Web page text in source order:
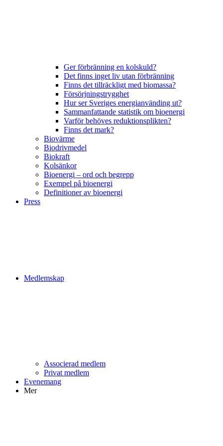
Ger förbränning en kolskuld?
Det finns inget liv utan förbränning
Finns det tillräckligt med biomassa?
Försörjningstrygghet
Hur ser Sveriges energianvänding ut?
Sammanfattande statistik om bioenergi
Varför behöves reduktionsplikten?
Finns det mark?
Biovärme
Biodrivmedel
Biokraft
Kolsänkor
Bioenergi – ord och begrepp
Exempel på bioenergi
Definitioner av bioenergi
Press
Medlemskap
Associerad medlem
Privat medlem
Evenemang
Mer